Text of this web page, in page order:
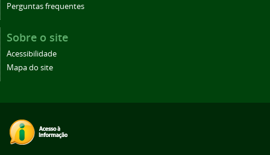
Perguntas frequentes
Sobre o site
Acessibilidade
Mapa do site